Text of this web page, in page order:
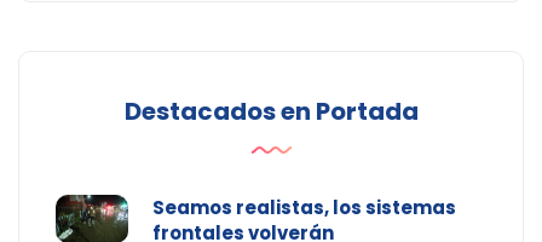
Destacados en Portada
Seamos realistas, los sistemas
frontales volverán